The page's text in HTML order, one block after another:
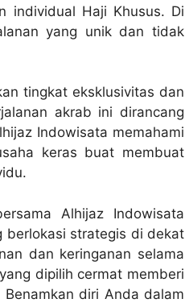
individual Haji Khusus. Di
yang unik dan tidak
tingkat eksklusivitas dan
akrab ini dirancang
Indowisata memahami
keras buat membuat
Alhijaz Indowisata
berlokasi strategis di dekat
dan keringanan selama
dipilih cermat memberi
diri Anda dalam